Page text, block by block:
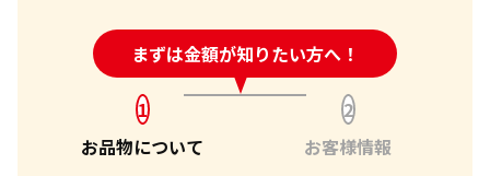
まずは金額が知りたい方へ！
24時間受付中!問い合わせフォーム
1
お品物について
2
お客様情報